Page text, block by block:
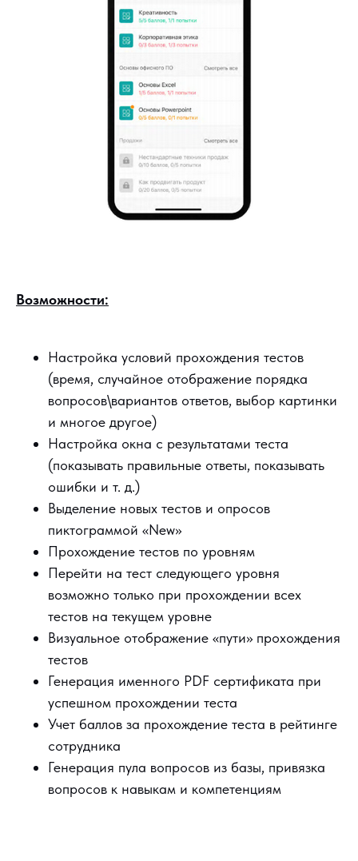
Возможности:
Настройка условий прохождения тестов
(время, случайное отображение порядка
вопросов\вариантов ответов, выбор картинки
и многое другое)
Настройка окна с результатами теста
(показывать правильные ответы, показывать
ошибки и т. д.)
Выделение новых тестов и опросов
пиктограммой «New»
Прохождение тестов по уровням
Перейти на тест следующего уровня
возможно только при прохождении всех
тестов на текущем уровне
Визуальное отображение «пути» прохождения
тестов
Генерация именного PDF сертификата при
успешном прохождении теста
Учет баллов за прохождение теста в рейтинге
сотрудника
Генерация пула вопросов из базы, привязка
вопросов к навыкам и компетенциям